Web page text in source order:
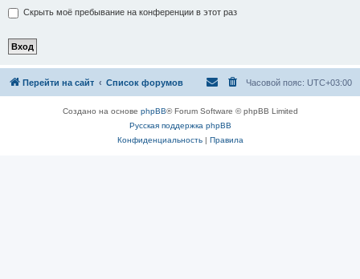
Скрыть моё пребывание на конференции в этот раз
Перейти на сайт Список форумов Часовой пояс: UTC+03:00
Создано на основе phpBB® Forum Software © phpBB Limited
Русская поддержка phpBB
Конфиденциальность| Правила